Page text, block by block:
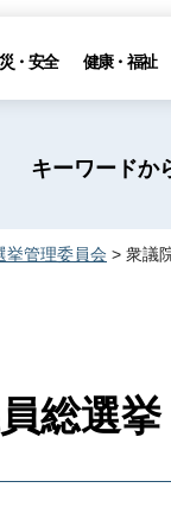
・安全 健康・福祉
キーワードか
挙管理委員会 > 衆議
総選